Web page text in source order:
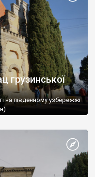
грузинської
на південному узбережжі